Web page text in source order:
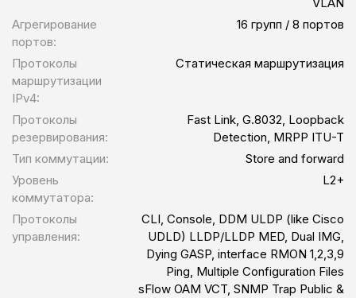
VLAN
Агрегирование
портов:
16 групп / 8 портов
Протоколы
маршрутизации
IPv4:
Статическая маршрутизация
Протоколы
резервирования:
Fast Link, G.8032, Loopback
Detection, MRPP ITU-T
Тип коммутации:
Store and forward
Уровень
коммутатора:
L2+
Протоколы
управления:
CLI, Console, DDM ULDP (like Cisco
UDLD) LLDP/LLDP MED, Dual IMG,
Dying GASP, interface RMON 1,2,3,9
Ping, Multiple Configuration Files
sFlow OAM VCT, SNMP Trap Public &